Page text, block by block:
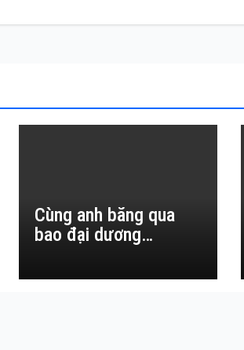
Cùng anh băng qua
bao đại dương…